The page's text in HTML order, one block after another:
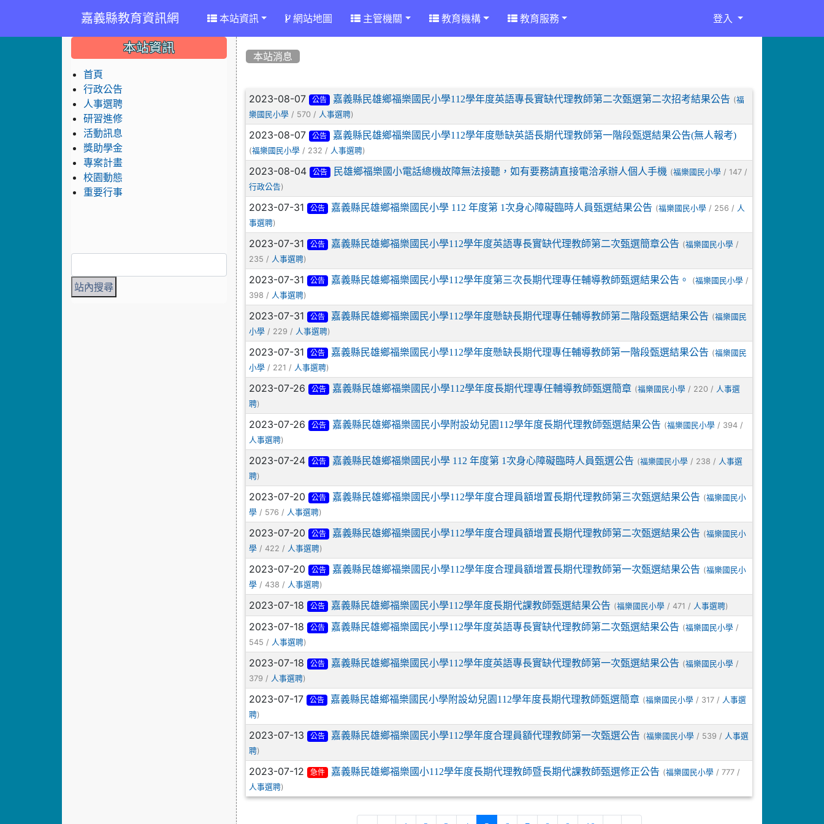
嘉義縣教育資訊網 本站資訊 網站地圖 主管機關 教育機構 教育服務 登入
本站消息
文章列表
2023-08-07 公告 嘉義縣民雄鄉福樂國民小學112學年度英語專長實缺代理教師第二次甄選第二次招考結果公告 (福
樂國民小學 / 570 / 人事選聘)
2023-08-07 公告 嘉義縣民雄鄉福樂國民小學112學年度懸缺英語長期代理教師第一階段甄選結果公告(無人報考)
(福樂國民小學 / 232 / 人事選聘)
2023-08-04 公告 民雄鄉福樂國小電話總機故障無法接聽，如有要務請直接電洽承辦人個人手機 (福樂國民小學 / 147 /
行政公告)
2023-07-31 公告 嘉義縣民雄鄉福樂國民小學 112 年度第 1次身心障礙臨時人員甄選結果公告 (福樂國民小學 / 256 / 人
事選聘)
2023-07-31 公告 嘉義縣民雄鄉福樂國民小學112學年度英語專長實缺代理教師第二次甄選簡章公告 (福樂國民小學 /
235 / 人事選聘)
2023-07-31 公告 嘉義縣民雄鄉福樂國民小學112學年度第三次長期代理專任輔導教師甄選結果公告。 (福樂國民小學 /
398 / 人事選聘)
2023-07-31 公告 嘉義縣民雄鄉福樂國民小學112學年度懸缺長期代理專任輔導教師第二階段甄選結果公告 (福樂國民
小學 / 229 / 人事選聘)
2023-07-31 公告 嘉義縣民雄鄉福樂國民小學112學年度懸缺長期代理專任輔導教師第一階段甄選結果公告 (福樂國民
小學 / 221 / 人事選聘)
2023-07-26 公告 嘉義縣民雄鄉福樂國民小學112學年度長期代理專任輔導教師甄選簡章 (福樂國民小學 / 220 / 人事選
聘)
2023-07-26 公告 嘉義縣民雄鄉福樂國民小學附設幼兒園112學年度長期代理教師甄選結果公告 (福樂國民小學 / 394 /
人事選聘)
2023-07-24 公告 嘉義縣民雄鄉福樂國民小學 112 年度第 1次身心障礙臨時人員甄選公告 (福樂國民小學 / 238 / 人事選
聘)
2023-07-20 公告 嘉義縣民雄鄉福樂國民小學112學年度合理員額增置長期代理教師第三次甄選結果公告 (福樂國民小
學 / 576 / 人事選聘)
2023-07-20 公告 嘉義縣民雄鄉福樂國民小學112學年度合理員額增置長期代理教師第二次甄選結果公告 (福樂國民小
學 / 422 / 人事選聘)
2023-07-20 公告 嘉義縣民雄鄉福樂國民小學112學年度合理員額增置長期代理教師第一次甄選結果公告 (福樂國民小
學 / 438 / 人事選聘)
2023-07-18 公告 嘉義縣民雄鄉福樂國民小學112學年度長期代課教師甄選結果公告 (福樂國民小學 / 471 / 人事選聘)
2023-07-18 公告 嘉義縣民雄鄉福樂國民小學112學年度英語專長實缺代理教師第二次甄選結果公告 (福樂國民小學 /
545 / 人事選聘)
2023-07-18 公告 嘉義縣民雄鄉福樂國民小學112學年度英語專長實缺代理教師第一次甄選結果公告 (福樂國民小學 /
379 / 人事選聘)
2023-07-17 公告 嘉義縣民雄鄉福樂國民小學附設幼兒園112學年度長期代理教師甄選簡章 (福樂國民小學 / 317 / 人事選
聘)
2023-07-13 公告 嘉義縣民雄鄉福樂國民小學112學年度合理員額代理教師第一次甄選公告 (福樂國民小學 / 539 / 人事選
聘)
2023-07-12 急件 嘉義縣民雄鄉福樂國小112學年度長期代理教師暨長期代課教師甄選修正公告 (福樂國民小學 / 777 /
人事選聘)
::: 本站資訊
首頁
行政公告
人事選聘
研習進修
活動訊息
獎助學金
專案計畫
校園動態
重要行事